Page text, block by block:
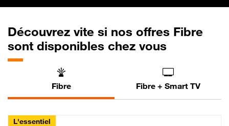
Découvrez vite si nos offres Fibre
sont disponibles chez vous
Fibre Fibre + Smart TV
L'essentiel